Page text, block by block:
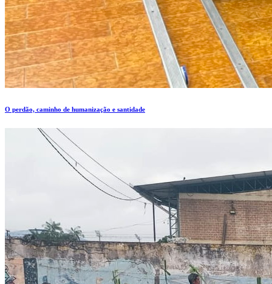
O perdão, caminho de humanização e santidade